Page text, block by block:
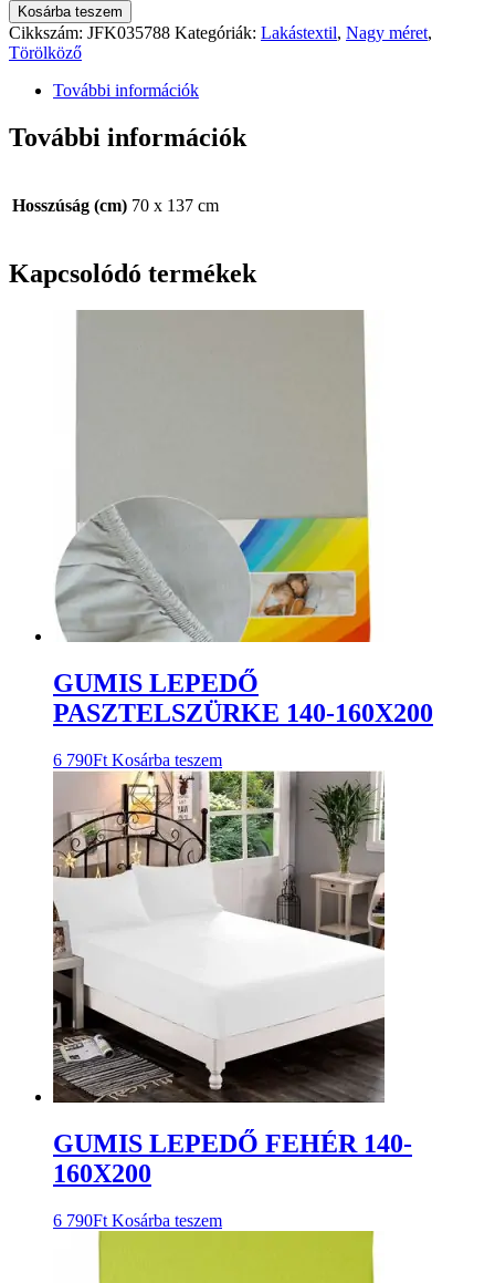
Kosárba teszem
Cikkszám: JFK035788 Kategóriák: Lakástextil, Nagy méret,
Törölköző
További információk
További információk
Hosszúság (cm) 70 x 137 cm
Kapcsolódó termékek
GUMIS LEPEDŐ
PASZTELSZÜRKE 140-160X200
6 790Ft Kosárba teszem
GUMIS LEPEDŐ FEHÉR 140-
160X200
6 790Ft Kosárba teszem